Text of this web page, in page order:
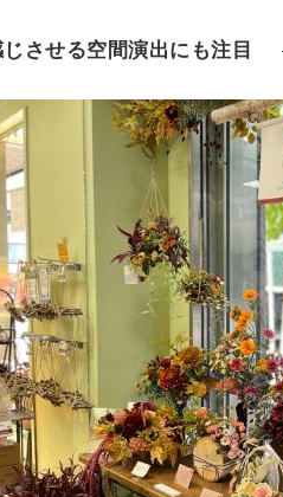
させる空間演出にも注目